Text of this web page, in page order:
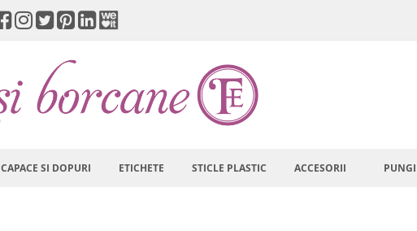
CAPACE SI DOPURI ETICHETE STICLE PLASTIC ACCESORII PUNGI